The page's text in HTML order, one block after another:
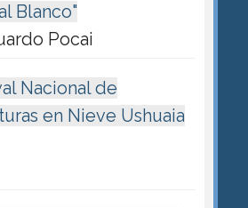
Blanco"
Pocai
Nacional de
en Nieve Ushuaia